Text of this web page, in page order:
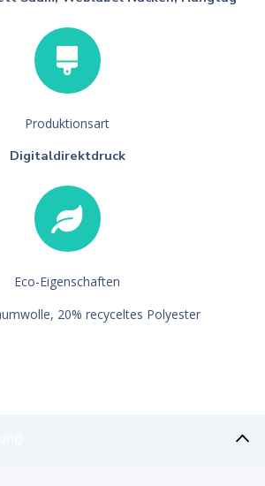
Produktionsart
Digitaldirektdruck
Eco-Eigenschaften
20% recyceltes Polyester